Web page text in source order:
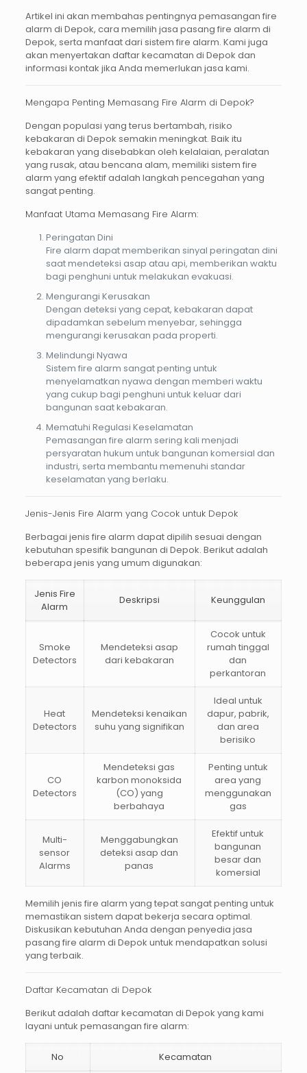
Artikel ini akan membahas pentingnya pemasangan fire
alarm di Depok, cara memilih jasa pasang fire alarm di
Depok, serta manfaat dari sistem fire alarm. Kami juga
akan menyertakan daftar kecamatan di Depok dan
informasi kontak jika Anda memerlukan jasa kami.
Mengapa Penting Memasang Fire Alarm di Depok?
Dengan populasi yang terus bertambah, risiko
kebakaran di Depok semakin meningkat. Baik itu
kebakaran yang disebabkan oleh kelalaian, peralatan
yang rusak, atau bencana alam, memiliki sistem fire
alarm yang efektif adalah langkah pencegahan yang
sangat penting.
Manfaat Utama Memasang Fire Alarm:
Peringatan Dini
Fire alarm dapat memberikan sinyal peringatan dini
saat mendeteksi asap atau api, memberikan waktu
bagi penghuni untuk melakukan evakuasi.
Mengurangi Kerusakan
Dengan deteksi yang cepat, kebakaran dapat
dipadamkan sebelum menyebar, sehingga
mengurangi kerusakan pada properti.
Melindungi Nyawa
Sistem fire alarm sangat penting untuk
menyelamatkan nyawa dengan memberi waktu
yang cukup bagi penghuni untuk keluar dari
bangunan saat kebakaran.
Mematuhi Regulasi Keselamatan
Pemasangan fire alarm sering kali menjadi
persyaratan hukum untuk bangunan komersial dan
industri, serta membantu memenuhi standar
keselamatan yang berlaku.
Jenis-Jenis Fire Alarm yang Cocok untuk Depok
Berbagai jenis fire alarm dapat dipilih sesuai dengan
kebutuhan spesifik bangunan di Depok. Berikut adalah
beberapa jenis yang umum digunakan:
Jenis Fire
Alarm
Deskripsi Keunggulan
Smoke
Detectors
Mendeteksi asap
dari kebakaran
Cocok untuk
rumah tinggal
dan
perkantoran
Heat
Detectors
Mendeteksi kenaikan
suhu yang signifikan
Ideal untuk
dapur, pabrik,
dan area
berisiko
CO
Detectors
Mendeteksi gas
karbon monoksida
(CO) yang
berbahaya
Penting untuk
area yang
menggunakan
gas
Multi-
sensor
Alarms
Menggabungkan
deteksi asap dan
panas
Efektif untuk
bangunan
besar dan
komersial
Memilih jenis fire alarm yang tepat sangat penting untuk
memastikan sistem dapat bekerja secara optimal.
Diskusikan kebutuhan Anda dengan penyedia jasa
pasang fire alarm di Depok untuk mendapatkan solusi
yang terbaik.
Daftar Kecamatan di Depok
Berikut adalah daftar kecamatan di Depok yang kami
layani untuk pemasangan fire alarm:
No Kecamatan